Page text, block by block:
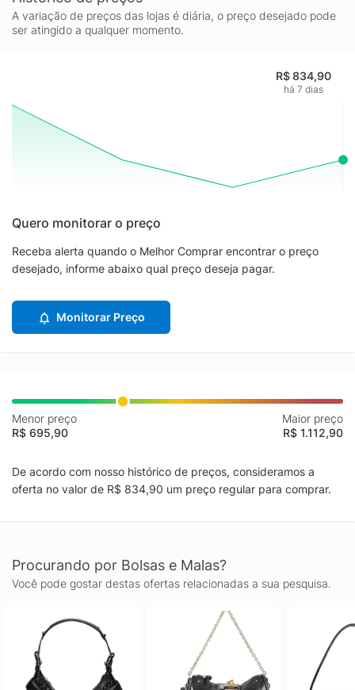
A variação de preços das lojas é diária, o preço desejado pode
ser atingido a qualquer momento.
R$ 834,90
há 7 dias
Quero monitorar o preço
Receba alerta quando o Melhor Comprar encontrar o preço
desejado, informe abaixo qual preço deseja pagar.
Monitorar Preço
Menor preço
R$ 695,90
Maior preço
R$ 1.112,90
De acordo com nosso histórico de preços, consideramos a
oferta no valor de R$ 834,90 um preço regular para comprar.
Procurando por Bolsas e Malas?
Você pode gostar destas ofertas relacionadas a sua pesquisa.